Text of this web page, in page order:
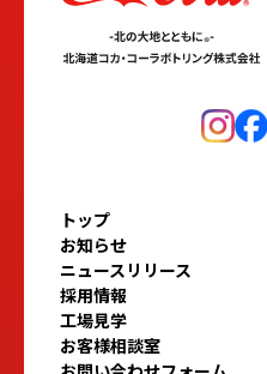
トップ
お知らせ
ニュースリリース
採用情報
工場見学
お客様相談室